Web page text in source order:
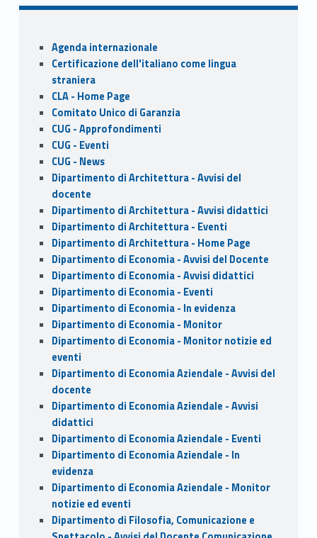
b
o
o
k
d
o
n
l e
Sidebar
Agenda internazionale
Certificazione dell'italiano come lingua
straniera
CLA - Home Page
Comitato Unico di Garanzia
CUG - Approfondimenti
CUG - Eventi
CUG - News
Dipartimento di Architettura - Avvisi del
docente
Dipartimento di Architettura - Avvisi didattici
Dipartimento di Architettura - Eventi
Dipartimento di Architettura - Home Page
Dipartimento di Economia - Avvisi del Docente
Dipartimento di Economia - Avvisi didattici
Dipartimento di Economia - Eventi
Dipartimento di Economia - In evidenza
Dipartimento di Economia - Monitor
Dipartimento di Economia - Monitor notizie ed
eventi
Dipartimento di Economia Aziendale - Avvisi del
docente
Dipartimento di Economia Aziendale - Avvisi
didattici
Dipartimento di Economia Aziendale - Eventi
Dipartimento di Economia Aziendale - In
evidenza
Dipartimento di Economia Aziendale - Monitor
notizie ed eventi
Dipartimento di Filosofia, Comunicazione e